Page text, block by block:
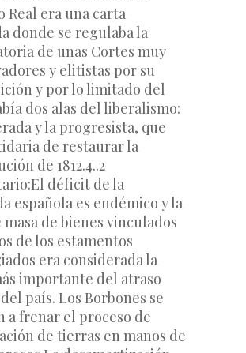
Real era una carta
donde se regulaba la
de unas Cortes muy
y elitistas por su
y por lo limitado del
dos alas del liberalismo:
y la progresista, que
de restaurar la
de 1812.4..2
El déficit de la
española es endémico y la
de bienes vinculados
de los estamentos
era considerada la
importante del atraso
país. Los Borbones se
a frenar el proceso de
de tierras en manos de